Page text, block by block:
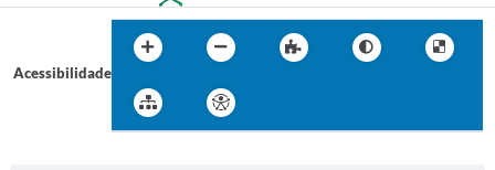
Acessibilidade